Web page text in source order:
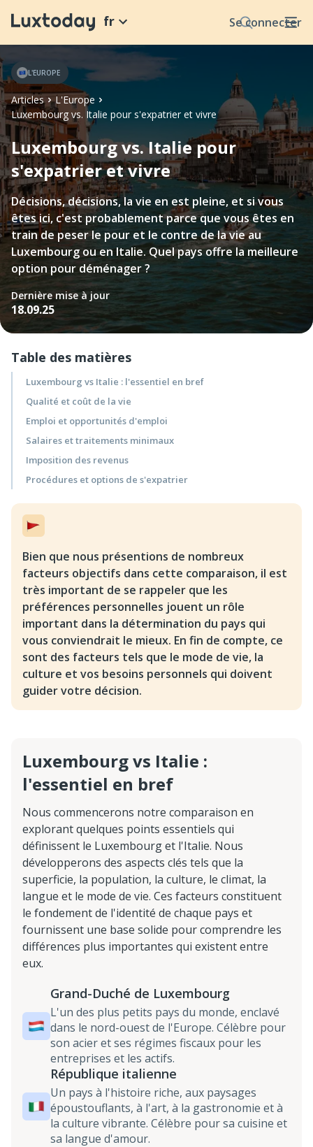
Se connecter
fr
Articles
L'Europe
Luxembourg vs. Italie pour s'expatrier et vivre
L'EUROPE
Luxembourg vs. Italie pour
s'expatrier et vivre
Décisions, décisions, la vie en est pleine, et si vous
êtes ici, c'est probablement parce que vous êtes en
train de peser le pour et le contre de la vie au
Luxembourg ou en Italie. Quel pays offre la meilleure
option pour déménager ?
Dernière mise à jour
18.09.25
Table des matières
Luxembourg vs Italie : l'essentiel en bref
Qualité et coût de la vie
Emploi et opportunités d'emploi
Salaires et traitements minimaux
Imposition des revenus
Procédures et options de s'expatrier
Bien que nous présentions de nombreux
facteurs objectifs dans cette comparaison, il est
très important de se rappeler que les
préférences personnelles jouent un rôle
important dans la détermination du pays qui
vous conviendrait le mieux. En fin de compte, ce
sont des facteurs tels que le mode de vie, la
culture et vos besoins personnels qui doivent
guider votre décision.
Luxembourg vs Italie :
l'essentiel en bref
Nous commencerons notre comparaison en
explorant quelques points essentiels qui
définissent le Luxembourg et l'Italie. Nous
développerons des aspects clés tels que la
superficie, la population, la culture, le climat, la
langue et le mode de vie. Ces facteurs constituent
le fondement de l'identité de chaque pays et
fournissent une base solide pour comprendre les
différences plus importantes qui existent entre
eux.
Grand-Duché de Luxembourg
L'un des plus petits pays du monde, enclavé
dans le nord-ouest de l'Europe. Célèbre pour
son acier et ses régimes fiscaux pour les
entreprises et les actifs.
République italienne
Un pays à l'histoire riche, aux paysages
époustouflants, à l'art, à la gastronomie et à
la culture vibrante. Célèbre pour sa cuisine et
sa langue d'amour.